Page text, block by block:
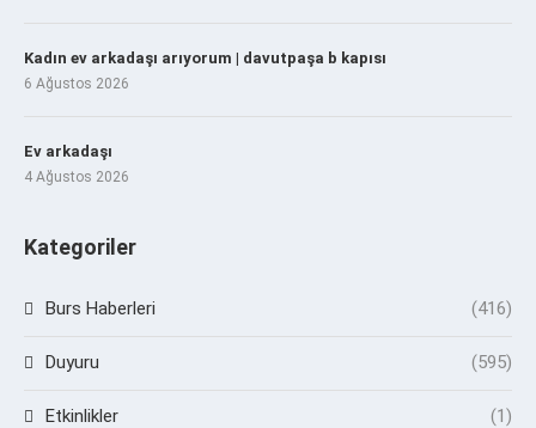
Kadın ev arkadaşı arıyorum | davutpaşa b kapısı
6 Ağustos 2026
Ev arkadaşı
4 Ağustos 2026
Kategoriler
Burs Haberleri (416)
Duyuru (595)
Etkinlikler (1)